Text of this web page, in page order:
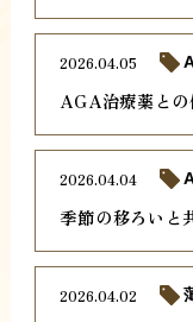
AGA治療薬と
2026.04.05
季節の移ろいと
2026.04.04
2026.04.02